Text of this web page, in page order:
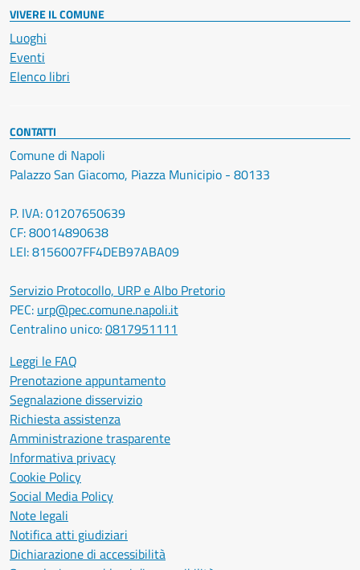
VIVERE IL COMUNE
Luoghi
Eventi
Elenco libri
CONTATTI
Comune di Napoli
Palazzo San Giacomo, Piazza Municipio - 80133
P. IVA: 01207650639
CF: 80014890638
LEI: 8156007FF4DEB97ABA09
Servizio Protocollo, URP e Albo Pretorio
PEC: urp@pec.comune.napoli.it
Centralino unico:0817951111
Leggi le FAQ
Prenotazione appuntamento
Segnalazione disservizio
Richiesta assistenza
Amministrazione trasparente
Informativa privacy
Cookie Policy
Social Media Policy
Note legali
Notifica atti giudiziari
Dichiarazione di accessibilità